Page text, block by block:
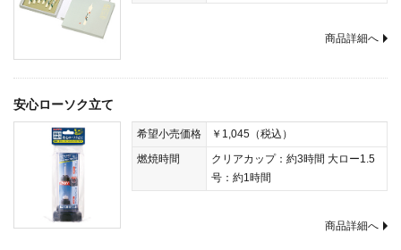
商品詳細へ
安心ローソク立て
希望小売価格
￥1,045（税込）
燃焼時間
クリアカップ：約3時間 大ロー1.5
号：約1時間
商品詳細へ